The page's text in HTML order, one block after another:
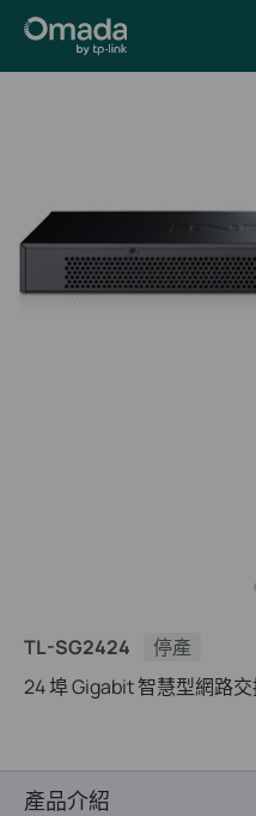
TL-SG2424
停產
24 埠 Gigabit 智慧型網路
產品介紹